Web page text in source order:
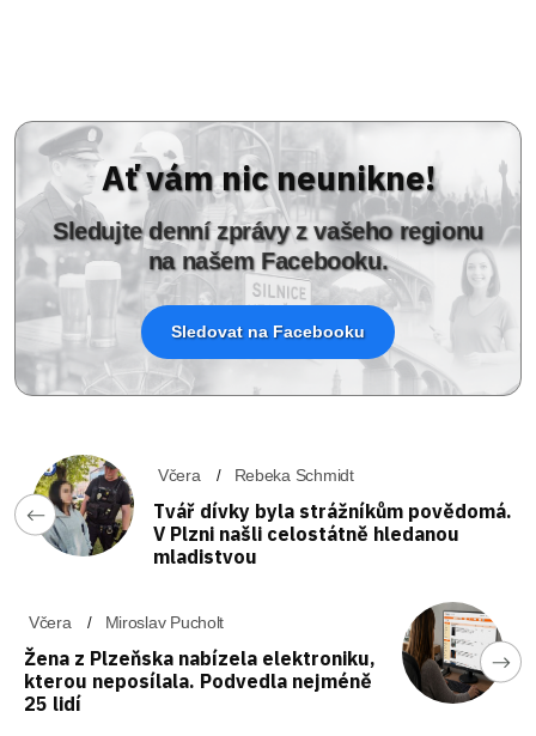
Ať vám nic neunikne!
Sledujte denní zprávy z vašeho regionu
na našem Facebooku.
Sledovat na Facebooku
Včera Rebeka Schmidt
Tvář dívky byla strážníkům povědomá.
V Plzni našli celostátně hledanou
mladistvou
Včera Miroslav Pucholt
Žena z Plzeňska nabízela elektroniku,
kterou neposílala. Podvedla nejméně
25 lidí